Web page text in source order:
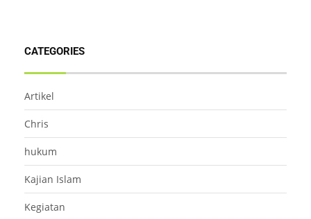
CATEGORIES
Artikel
Chris
hukum
Kajian Islam
Kegiatan